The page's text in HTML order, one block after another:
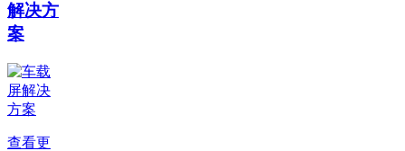
解决方
案
查看更